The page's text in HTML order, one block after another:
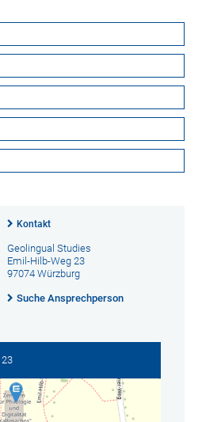
Kontakt
Geolingual Studies
Emil-Hilb-Weg 23
97074 Würzburg
Suche Ansprechperson
23